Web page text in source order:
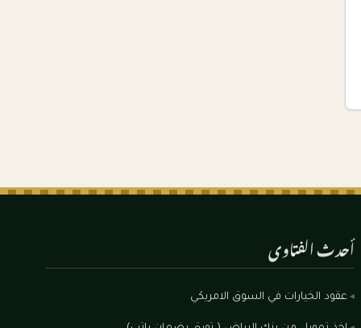
أحدث الفتاوى
عقود الخيارات في السوق الامريكي